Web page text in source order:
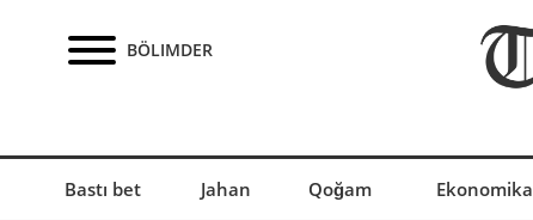
BÖLIMDER
Bastı bet Jahan Qoğam Ekonomika